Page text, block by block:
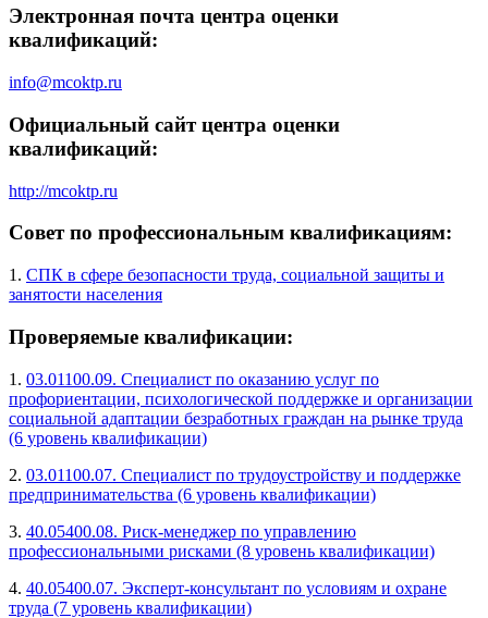
Электронная почта центра оценки
квалификаций:
info@mcoktp.ru
Официальный сайт центра оценки
квалификаций:
http://mcoktp.ru
Совет по профессиональным квалификациям:
1. СПК в сфере безопасности труда, социальной защиты и
занятости населения
Проверяемые квалификации:
1. 03.01100.09. Специалист по оказанию услуг по
профориентации, психологической поддержке и организации
социальной адаптации безработных граждан на рынке труда
(6 уровень квалификации)
2. 03.01100.07. Специалист по трудоустройству и поддержке
предпринимательства (6 уровень квалификации)
3. 40.05400.08. Риск-менеджер по управлению
профессиональными рисками (8 уровень квалификации)
4. 40.05400.07. Эксперт-консультант по условиям и охране
труда (7 уровень квалификации)